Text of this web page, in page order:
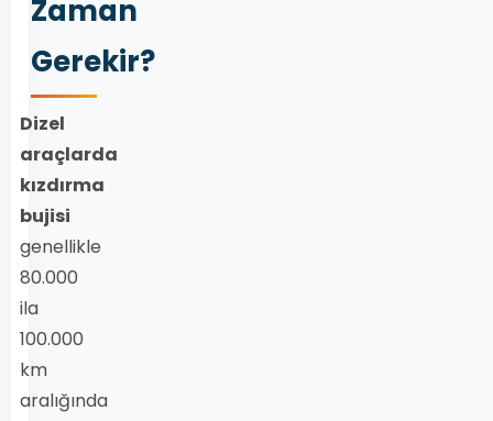
Zaman
Gerekir?
Dizel
araçlarda
kızdırma
bujisi
genellikle
80.000
ila
100.000
km
aralığında